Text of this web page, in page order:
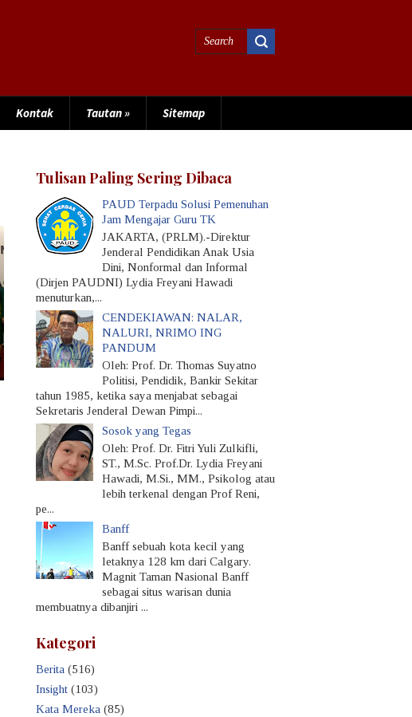
Kontak Tautan» Sitemap
Tulisan Paling Sering Dibaca
PAUD Terpadu Solusi Pemenuhan
Jam Mengajar Guru TK
JAKARTA, (PRLM).-Direktur
Jenderal Pendidikan Anak Usia
Dini, Nonformal dan Informal
(Dirjen PAUDNI) Lydia Freyani Hawadi
menuturkan,...
CENDEKIAWAN: NALAR,
NALURI, NRIMO ING
PANDUM
Oleh: Prof. Dr. Thomas Suyatno
Politisi, Pendidik, Bankir Sekitar
tahun 1985, ketika saya menjabat sebagai
Sekretaris Jenderal Dewan Pimpi...
Sosok yang Tegas
Oleh: Prof. Dr. Fitri Yuli Zulkifli,
ST., M.Sc. Prof.Dr. Lydia Freyani
Hawadi, M.Si., MM., Psikolog atau
lebih terkenal dengan Prof Reni,
pe...
Banff
Banff sebuah kota kecil yang
letaknya 128 km dari Calgary.
Magnit Taman Nasional Banff
sebagai situs warisan dunia
membuatnya dibanjiri ...
Kategori
Berita (516)
Insight (103)
Kata Mereka (85)